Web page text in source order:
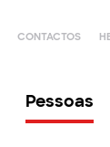
CONTACTOS
Pessoas